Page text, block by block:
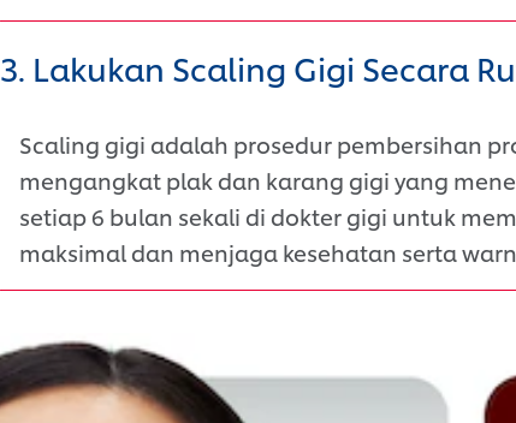
3. Lakukan Scaling Gigi Secara
Scaling gigi adalah prosedur pembersihan
mengangkat plak dan karang gigi yang
setiap 6 bulan sekali di dokter gigi untuk
maksimal dan menjaga kesehatan serta